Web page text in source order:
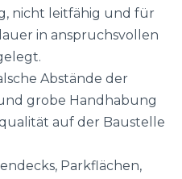
nicht leitfähig und für
in anspruchsvollen
Abstände der
grobe Handhabung
auf der Baustelle
Parkflächen,